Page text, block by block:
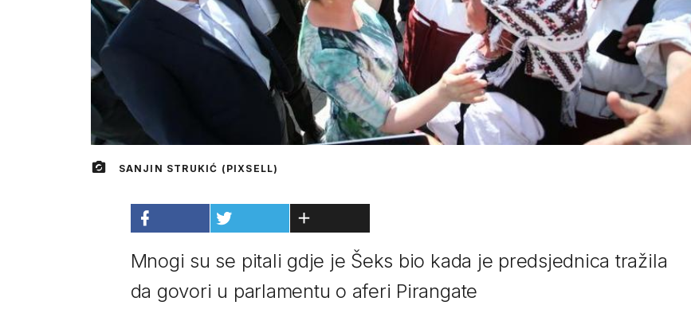
SANJIN STRUKIĆ (PIXSELL)
Mnogi su se pitali gdje je Šeks bio kada je predsjednica tražila
da govori u parlamentu o aferi Pirangate